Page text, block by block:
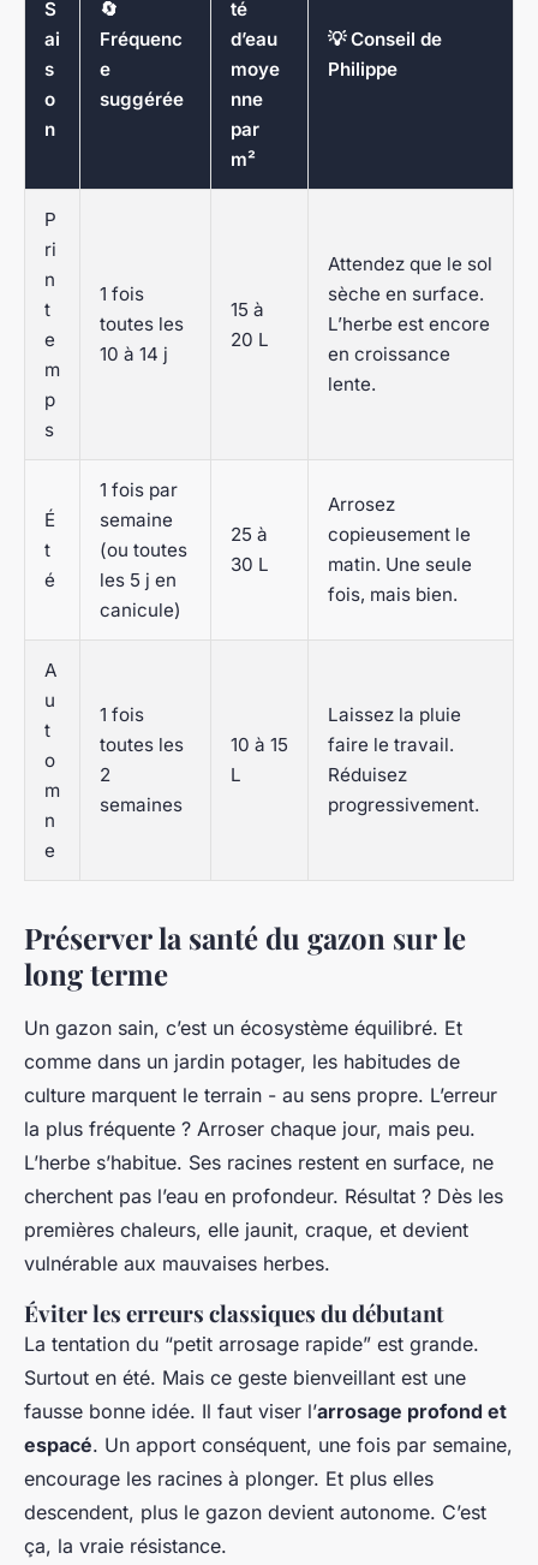
S
ai
s
o
n
🔄
Fréquenc
e
suggérée
té
d’eau
moye
nne
par
m²
💡 Conseil de
Philippe
P
ri
n
t
e
m
p
s
1 fois
toutes les
10 à 14 j
15 à
20 L
Attendez que le sol
sèche en surface.
L’herbe est encore
en croissance
lente.
É
t
é
1 fois par
semaine
(ou toutes
les 5 j en
canicule)
25 à
30 L
Arrosez
copieusement le
matin. Une seule
fois, mais bien.
A
u
t
o
m
n
e
1 fois
toutes les
2
semaines
10 à 15
L
Laissez la pluie
faire le travail.
Réduisez
progressivement.
Préserver la santé du gazon sur le
long terme
Un gazon sain, c’est un écosystème équilibré. Et
comme dans un jardin potager, les habitudes de
culture marquent le terrain - au sens propre. L’erreur
la plus fréquente ? Arroser chaque jour, mais peu.
L’herbe s’habitue. Ses racines restent en surface, ne
cherchent pas l’eau en profondeur. Résultat ? Dès les
premières chaleurs, elle jaunit, craque, et devient
vulnérable aux mauvaises herbes.
Éviter les erreurs classiques du débutant
La tentation du “petit arrosage rapide” est grande.
Surtout en été. Mais ce geste bienveillant est une
fausse bonne idée. Il faut viser l’arrosage profond et
espacé. Un apport conséquent, une fois par semaine,
encourage les racines à plonger. Et plus elles
descendent, plus le gazon devient autonome. C’est
ça, la vraie résistance.